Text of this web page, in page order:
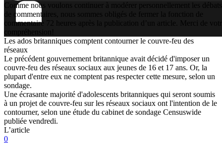
Comme nous voulons continuer à modérer personnellement les débats
de commentaires, nous sommes obligés de fermer la fonction de
commentaire 72 heures après la publication d’un article. Merci de
compréhension!
Les ados britanniques comptent contourner le couvre-feu des
réseaux
Le précédent gouvernement britannique avait décidé d'imposer un
couvre-feu des réseaux sociaux aux jeunes de 16 et 17 ans. Or, la
plupart d'entre eux ne comptent pas respecter cette mesure, selon un
sondage.
Une écrasante majorité d'adolescents britanniques qui seront soumis
à un projet de couvre-feu sur les réseaux sociaux ont l'intention de le
contourner, selon une étude du cabinet de sondage Censuswide
publiée vendredi.
L’article
0